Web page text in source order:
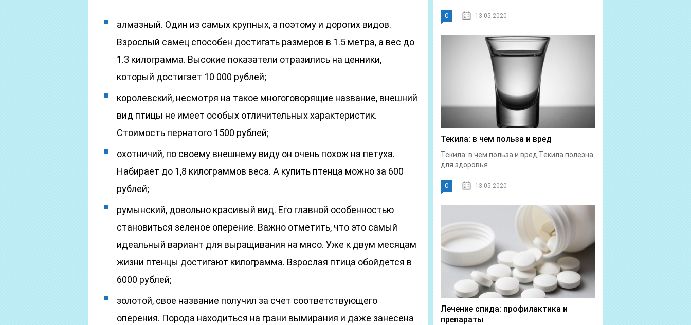
алмазный. Один из самых крупных, а поэтому и дорогих видов.
Взрослый самец способен достигать размеров в 1.5 метра, а вес до
1.3 килограмма. Высокие показатели отразились на ценники,
который достигает 10 000 рублей;
королевский, несмотря на такое многоговорящие название, внешний
вид птицы не имеет особых отличительных характеристик.
Стоимость пернатого 1500 рублей;
охотничий, по своему внешнему виду он очень похож на петуха.
Набирает до 1,8 килограммов веса. А купить птенца можно за 600
рублей;
румынский, довольно красивый вид. Его главной особенностью
становиться зеленое оперение. Важно отметить, что это самый
идеальный вариант для выращивания на мясо. Уже к двум месяцам
жизни птенцы достигают килограмма. Взрослая птица обойдется в
6000 рублей;
золотой, свое название получил за счет соответствующего
оперения. Порода находиться на грани вымирания и даже занесена
0 13.05.2020
Текила: в чем польза и вред
Текила: в чем польза и вред Текила полезна
для здоровья...
0 13.05.2020
Лечение спида: профилактика и
препараты